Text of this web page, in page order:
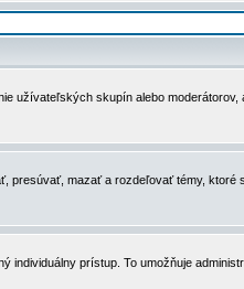
užívateľských skupín alebo
mazať a rozdeľovať témy, ktoré
prístup. To umožňuje